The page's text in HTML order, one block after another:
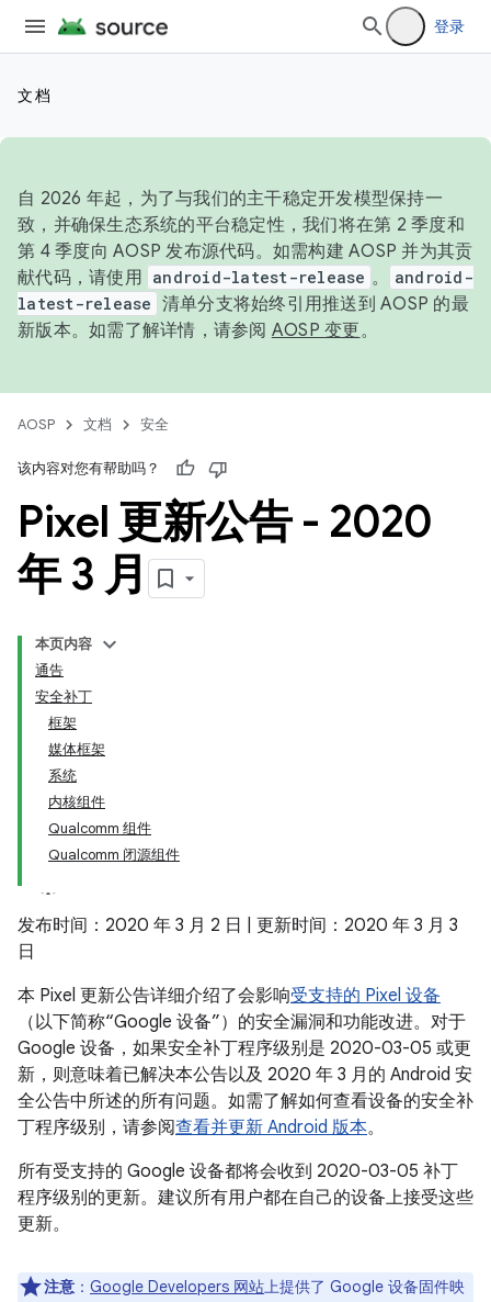
登录
文档
自 2026 年起，为了与我们的主干稳定开发模型保持一
致，并确保生态系统的平台稳定性，我们将在第 2 季度和
第 4 季度向 AOSP 发布源代码。如需构建 AOSP 并为其贡
献代码，请使用 android-latest-release 。
android-
latest-release 清单分支将始终引用推送到 AOSP 的最
新版本。如需了解详情，请参阅 AOSP 变更。
AOSP 文档 安全
该内容对您有帮助吗？
Pixel 更新公告 - 2020
年 3 月
本页内容
通告
安全补丁
框架
媒体框架
系统
内核组件
Qualcomm 组件
Qualcomm 闭源组件
发布时间：2020 年 3 月 2 日 | 更新时间：2020 年 3 月 3
日
本 Pixel 更新公告详细介绍了会影响受支持的 Pixel 设备
（以下简称“Google 设备”）的安全漏洞和功能改进。对于
Google 设备，如果安全补丁程序级别是 2020-03-05 或更
新，则意味着已解决本公告以及 2020 年 3 月的 Android 安
全公告中所述的所有问题。如需了解如何查看设备的安全补
丁程序级别，请参阅查看并更新 Android 版本。
所有受支持的 Google 设备都将会收到 2020-03-05 补丁
程序级别的更新。建议所有用户都在自己的设备上接受这些
更新。
注意 ： Google Developers 网站上提供了 Google 设备固件映